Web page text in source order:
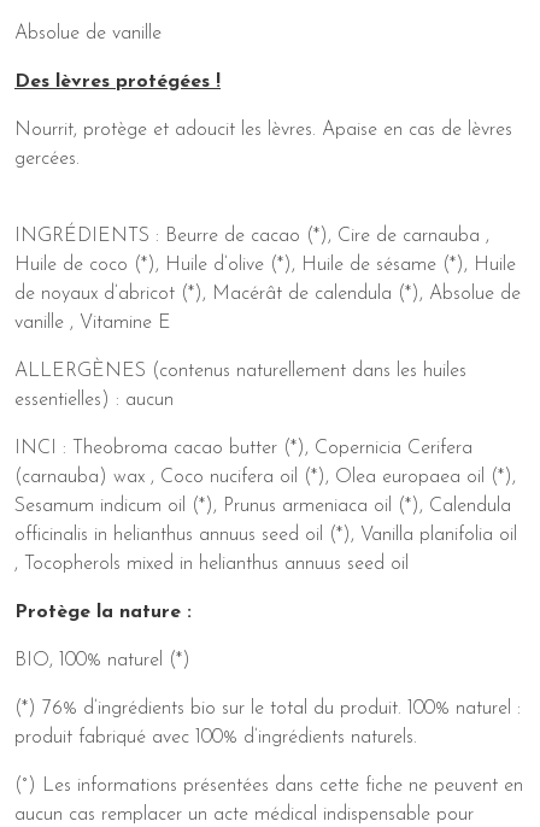
Absolue de vanille
Des lèvres protégées !
Nourrit, protège et adoucit les lèvres. Apaise en cas de lèvres
gercées.
INGRÉDIENTS : Beurre de cacao (*), Cire de carnauba ,
Huile de coco (*), Huile d’olive (*), Huile de sésame (*), Huile
de noyaux d’abricot (*), Macérât de calendula (*), Absolue de
vanille , Vitamine E
ALLERGÈNES (contenus naturellement dans les huiles
essentielles) : aucun
​INCI : Theobroma cacao butter (*), Copernicia Cerifera
(carnauba) wax , Coco nucifera oil (*), Olea europaea oil (*),
Sesamum indicum oil (*), Prunus armeniaca oil (*), Calendula
officinalis in helianthus annuus seed oil (*), Vanilla planifolia oil
, Tocopherols mixed in helianthus annuus seed oil
Protège la nature :
BIO, 100% naturel (*)
(*) 76% d’ingrédients bio sur le total du produit. 100% naturel :
produit fabriqué avec 100% d’ingrédients naturels.
(°) Les informations présentées dans cette fiche ne peuvent en
aucun cas remplacer un acte médical indispensable pour